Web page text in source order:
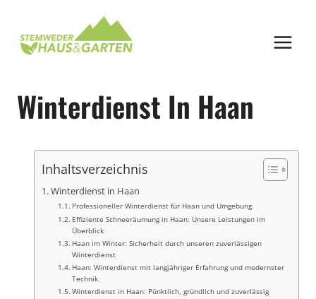
springen
Winterdienst In Haan
Inhaltsverzeichnis
Winterdienst in Haan
Professioneller Winterdienst für Haan und Umgebung
Effiziente Schneeräumung in Haan: Unsere Leistungen im
Überblick
Haan im Winter: Sicherheit durch unseren zuverlässigen
Winterdienst
Haan: Winterdienst mit langjähriger Erfahrung und modernster
Technik
Winterdienst in Haan: Pünktlich, gründlich und zuverlässig